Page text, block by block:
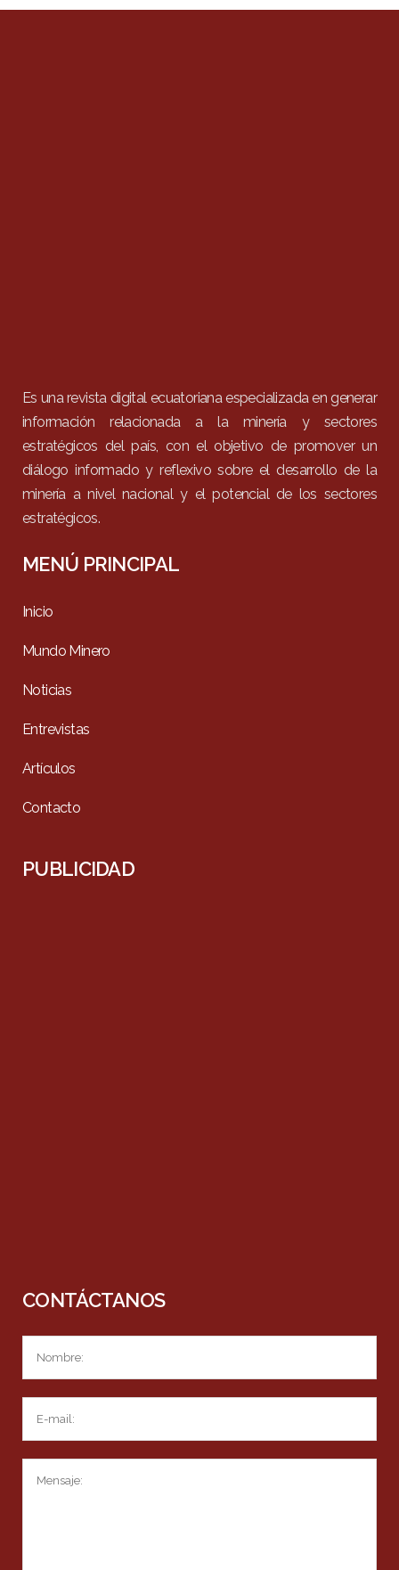
Es una revista digital ecuatoriana especializada en generar
información relacionada a la minería y sectores
estratégicos del país, con el objetivo de promover un
diálogo informado y reflexivo sobre el desarrollo de la
minería a nivel nacional y el potencial de los sectores
estratégicos.
MENÚ PRINCIPAL
Inicio
Mundo Minero
Noticias
Entrevistas
Artículos
Contacto
PUBLICIDAD
CONTÁCTANOS